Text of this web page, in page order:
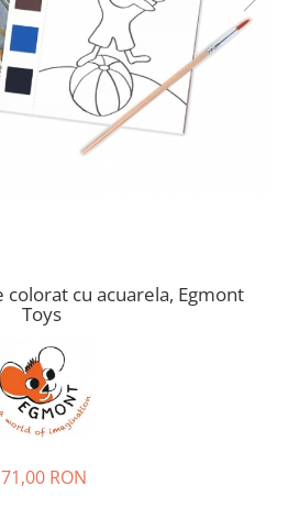
colorat cu acuarela, Egmont
Toys
71,00 RON